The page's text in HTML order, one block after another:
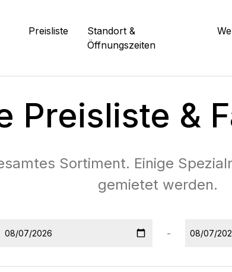
Preisliste
Standort &
Öffnungszeiten
Preisliste &
Sortiment. Einige
gemietet werden.
-